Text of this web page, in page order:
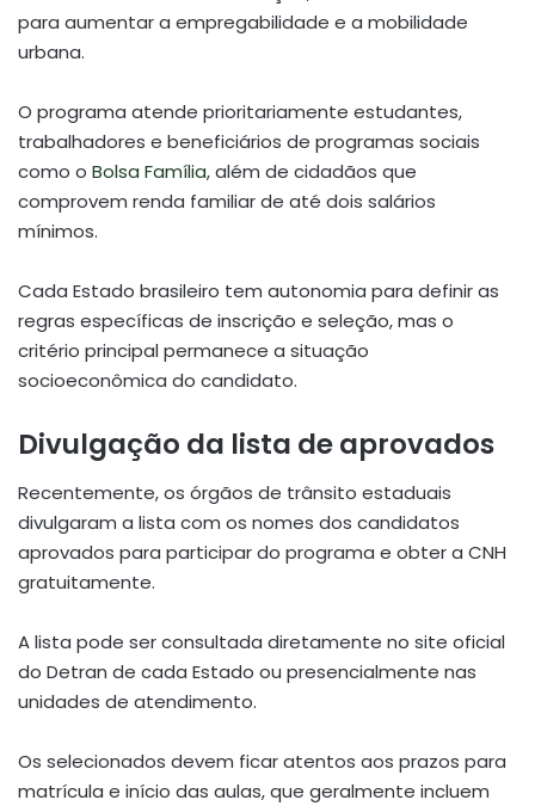
para aumentar a empregabilidade e a mobilidade
urbana.
O programa atende prioritariamente estudantes,
trabalhadores e beneficiários de programas sociais
como o Bolsa Família,além de cidadãos que
comprovem renda familiar de até dois salários
mínimos.
Cada Estado brasileiro tem autonomia para definir as
regras específicas de inscrição e seleção, mas o
critério principal permanece a situação
socioeconômica do candidato.
Divulgação da lista de aprovados
Recentemente, os órgãos de trânsito estaduais
divulgaram a lista com os nomes dos candidatos
aprovados para participar do programa e obter a CNH
gratuitamente.
A lista pode ser consultada diretamente no site oficial
do Detran de cada Estado ou presencialmente nas
unidades de atendimento.
Os selecionados devem ficar atentos aos prazos para
matrícula e início das aulas, que geralmente incluem